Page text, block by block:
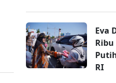
Eva
RI